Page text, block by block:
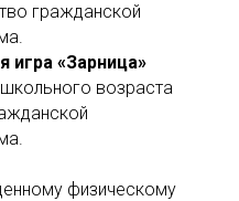
гражданской
игра «Зарница»
возраста
физическому